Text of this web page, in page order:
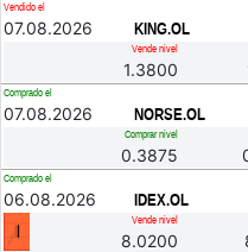
Vendido el
07.08.2026 KING.OL
Vende nivel
1.3800
Comprado el
07.08.2026 NORSE.OL
Comprar nivel
0.3875
Comprado el
06.08.2026 IDEX.OL
Vende nivel
8.0200